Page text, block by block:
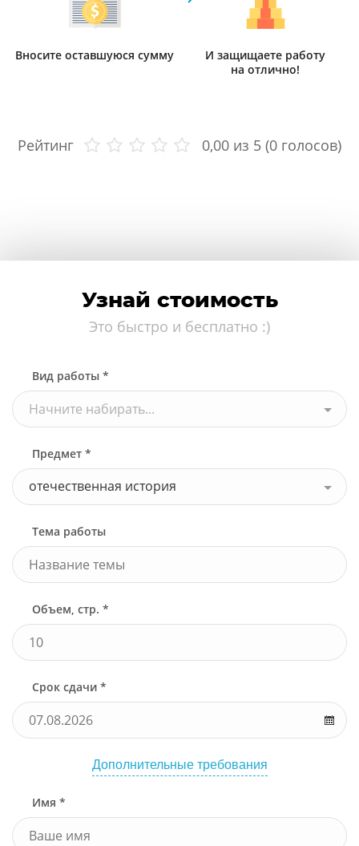
Вносите оставшуюся сумму
И защищаете работу
на отлично!
Рейтинг 0,00 из 5 (0 голосов)
Узнай стоимость
Это быстро и бесплатно :)
Вид работы *
Начните набирать...
Предмет *
отечественная история
Тема работы
Объем, стр. *
Срок сдачи *
Дополнительные требования
Имя *